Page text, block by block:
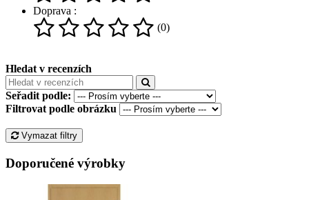
Doprava :
(0)
Hledat v recenzích
Seřadit podle:
Filtrovat podle obrázku
Vymazat filtry
Doporučené výrobky